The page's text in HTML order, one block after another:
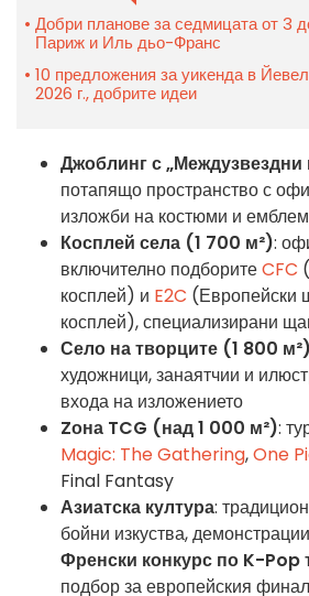
Добри планове за седмицата от 3
Париж и Иль дьо-Франс
10 предложения за уикенда в
2026 г., добрите идеи
Джоблинг с
потапящо пространство с
изложби на костюми и
Косплей села (1 700 м²):
включително подборитеCFC
косплей) и E2C (Европейски
косплей), специализирани
Село на творците (1 800 м²)
художници, занаятчии и
входа на изложението
Zона TCG (над 1 000 м²):
Magic: The Gathering,One
Final Fantasy
Азиатска култура:
бойни изкуства,
Френски конкурс по K-Pop
подбор за европейския